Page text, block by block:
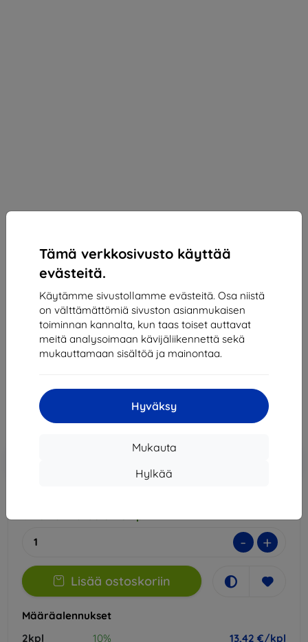
Tämä verkkosivusto käyttää
evästeitä.
Käytämme sivustollamme evästeitä. Osa niistä
on välttämättömiä sivuston asianmukaisen
toiminnan kannalta, kun taas toiset auttavat
meitä analysoimaan kävijäliikennettä sekä
mukauttamaan sisältöä ja mainontaa.
Hyväksy
Mukauta
Hylkää
3mk Silky Matt Pro Protective film for Infinix Note
50 / Note 50 Pro
Infinix Note 50 Infinix Note 50 Pro
13,42 €
Hinta ilman ALV:tä
Alennus kupongilla
- +
Lisää ostoskoriin
Määräalennukset
2kpl
10% 13,42 €/kpl